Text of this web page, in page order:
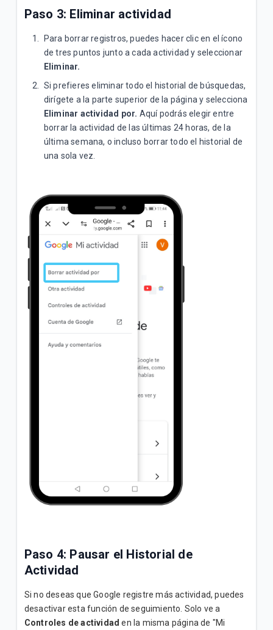
Paso 3: Eliminar actividad
Para borrar registros, puedes hacer clic en el ícono
de tres puntos junto a cada actividad y seleccionar
Eliminar.
Si prefieres eliminar todo el historial de búsquedas,
dirígete a la parte superior de la página y selecciona
Eliminar actividad por. Aquí podrás elegir entre
borrar la actividad de las últimas 24 horas, de la
última semana, o incluso borrar todo el historial de
una sola vez.
Paso 4: Pausar el Historial de
Actividad
Si no deseas que Google registre más actividad, puedes
desactivar esta función de seguimiento. Solo ve a
Controles de actividad en la misma página de "Mi